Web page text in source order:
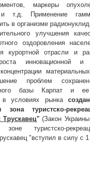
маркеры
и т.д. Применение
в организме
улучшения
оздоровления
курортной отрасли и
инновационной и
проблем
базы Карпат и
в условиях рынка
зона туристско-
Трускавец" (Закон
зоне туристско-
"вступил в силу с